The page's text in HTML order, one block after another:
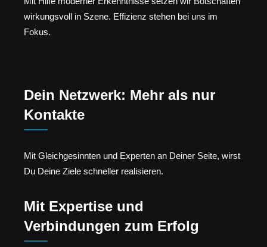
wirkungsvoll in Szene. Effizienz stehen bei uns im
Fokus.
Dein Netzwerk: Mehr als nur
Kontakte
Mit Gleichgesinnten und Experten an Deiner Seite, wirst
Du Deine Ziele schneller realisieren.
Mit Expertise und
Verbindungen zum Erfolg